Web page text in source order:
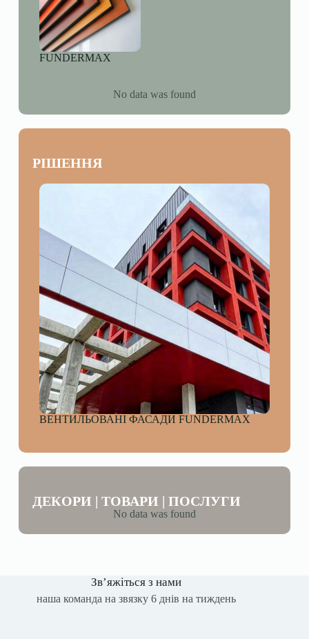
FUNDERMAX
No data was found
РІШЕННЯ
ВЕНТИЛЬОВАНІ ФАСАДИ FUNDERMAX
ДЕКОРИ | ТОВАРИ | ПОСЛУГИ
No data was found
Зв’яжіться з нами
наша команда на звязку 6 днів на тиждень